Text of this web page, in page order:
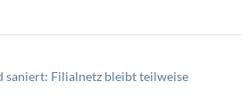
saniert: Filialnetz bleibt teilweise